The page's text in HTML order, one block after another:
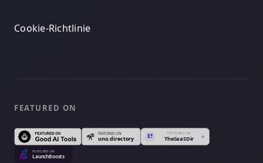
Cookie-Richtlinie
FEATURED ON